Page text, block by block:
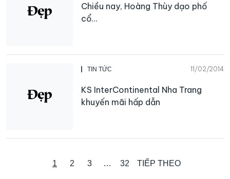
Chiều nay, Hoàng Thùy dạo phố
cổ…
TIN TỨC 11/02/2014
KS InterContinental Nha Trang
khuyến mãi hấp dẫn
1 2 3 … 32 TIẾP THEO